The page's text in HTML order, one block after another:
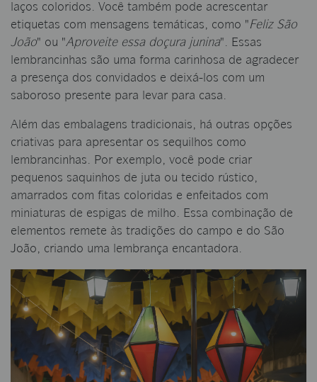
laços coloridos. Você também pode acrescentar
etiquetas com mensagens temáticas, como "Feliz São
João" ou "Aproveite essa doçura junina". Essas
lembrancinhas são uma forma carinhosa de agradecer
a presença dos convidados e deixá-los com um
saboroso presente para levar para casa.
Além das embalagens tradicionais, há outras opções
criativas para apresentar os sequilhos como
lembrancinhas. Por exemplo, você pode criar
pequenos saquinhos de juta ou tecido rústico,
amarrados com fitas coloridas e enfeitados com
miniaturas de espigas de milho. Essa combinação de
elementos remete às tradições do campo e do São
João, criando uma lembrança encantadora.